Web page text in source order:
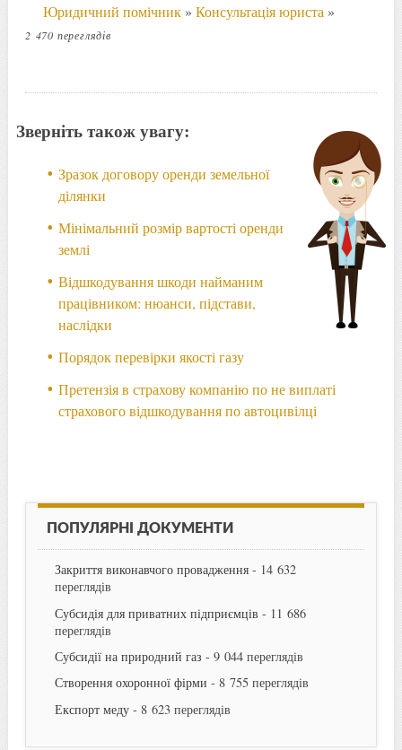
Юридичний помічник» Консультація юриста »
2 470 переглядів
Зверніть також увагу:
Зразок договору оренди земельної
ділянки
Мінімальний розмір вартості оренди
землі
Відшкодування шкоди найманим
працівником: нюанси, підстави,
наслідки
Порядок перевірки якості газу
Претензія в страхову компанію по не виплаті
страхового відшкодування по автоцивілці
ПОПУЛЯРНІ ДОКУМЕНТИ
Закриття виконавчого провадження- 14 632
переглядів
Субсидія для приватних підприємців - 11 686
переглядів
Субсидії на природний газ - 9 044 переглядів
Створення охоронної фірми - 8 755 переглядів
Експорт меду- 8 623 переглядів